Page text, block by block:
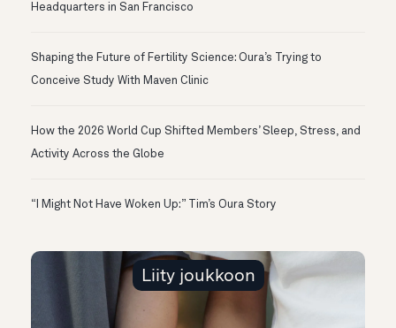
Headquarters in San Francisco
Shaping the Future of Fertility Science: Oura’s Trying to
Conceive Study With Maven Clinic
How the 2026 World Cup Shifted Members’ Sleep, Stress, and
Activity Across the Globe
“I Might Not Have Woken Up:” Tim’s Oura Story
Liity joukkoon